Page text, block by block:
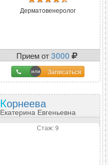
Дерматовенеролог
Прием от3000
Записаться
Корнеева
Екатерина Евгеньевна
Стаж: 9